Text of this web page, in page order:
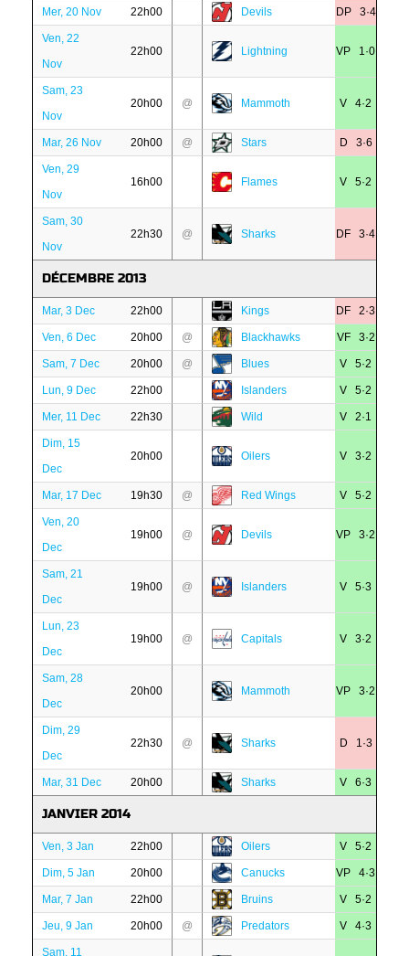
Mer, 20 Nov 22h00 Devils DP 3·4
Ven, 22
Nov
22h00 Lightning VP 1·0
Sam, 23
Nov
20h00 @ Mammoth V 4·2
Mar, 26 Nov 20h00 @ Stars D 3·6
Ven, 29
Nov
16h00 Flames V 5·2
Sam, 30
Nov
22h30 @ Sharks DF 3·4
DÉCEMBRE 2013
Mar, 3 Dec 22h00 Kings DF 2·3
Ven, 6 Dec 20h00 @ Blackhawks VF 3·2
Sam, 7 Dec 20h00 @ Blues V 5·2
Lun, 9 Dec 22h00 Islanders V 5·2
Mer, 11 Dec 22h30 Wild V 2·1
Dim, 15
Dec
20h00 Oilers V 3·2
Mar, 17 Dec 19h30 @ Red Wings V 5·2
Ven, 20
Dec
19h00 @ Devils VP 3·2
Sam, 21
Dec
19h00 @ Islanders V 5·3
Lun, 23
Dec
19h00 @ Capitals V 3·2
Sam, 28
Dec
20h00 Mammoth VP 3·2
Dim, 29
Dec
22h30 @ Sharks D 1·3
Mar, 31 Dec 20h00 Sharks V 6·3
JANVIER 2014
Ven, 3 Jan 22h00 Oilers V 5·2
Dim, 5 Jan 20h00 Canucks VP 4·3
Mar, 7 Jan 22h00 Bruins V 5·2
Jeu, 9 Jan 20h00 @ Predators V 4·3
Sam, 11